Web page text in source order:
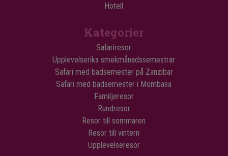
Hotell
Kategorier
Safariresor
Upplevelserika smekmånadssemestrar
Safari med badsemester på Zanzibar
Safari med badsemester i Mombasa
Familjeresor
Rundresor
Resor till sommaren
Resor till vintern
Upplevelseresor